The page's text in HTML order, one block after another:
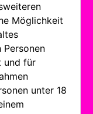
Möglichkeit
Personen
und für
unter 18